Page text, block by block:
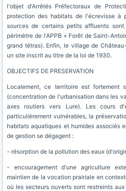
l'objet d'Arrêtés Préfectoraux de
protection des habitats de l'écrevisse à
sources de certains petits affluents
périmètre de l'APPB « Forêt de Saint-
grand tétras). Enfin, le village de
un site inscrit au titre de la loi de 1930.
OBJECTIFS DE PRESERVATION
Localement, ce territoire est fortement
(concentration de l'urbanisation dans les
axes routiers vers Lure). Les cours
particulièrement vulnérables, la
habitats aquatiques et humides associés
de gestion se dégagent :
- résorption de la pollution des eaux
- encouragement d'une agriculture
maintien de la vocation prairiale en
où les secteurs ouverts sont restreints